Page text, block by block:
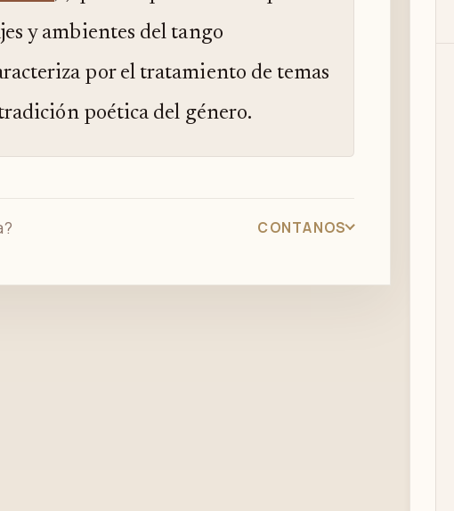
y ambientes del tango
por el tratamiento de temas
poética del género.
CONTANOS